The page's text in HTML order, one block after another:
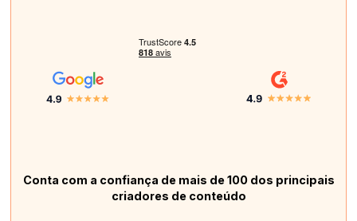
Conta com a confiança de mais de 100 dos principais
criadores de conteúdo